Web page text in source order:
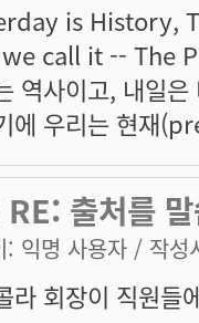
is History,
call it -- The
역사이고, 내일
에 우리는 현재
출처를
: 익명 사용자 / 작성
라 회장이 직원들